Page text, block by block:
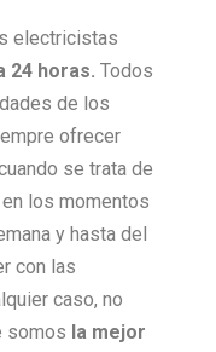
electricistas
24 horas. Todos
de los
ofrecer
se trata de
los momentos
y hasta del
con las
caso, no
somos la mejor